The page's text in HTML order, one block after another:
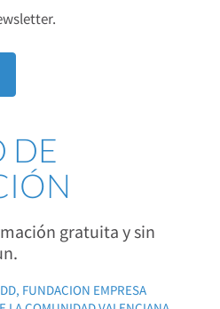
DE
gratuita y sin
FUNDACION EMPRESA